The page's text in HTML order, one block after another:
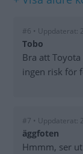
#6 • Uppdaterat:
Tobo
Bra att
ingen risk för
#7 • Uppdaterat:
äggfoten
Hmmm, ser